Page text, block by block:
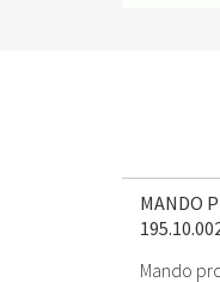
MANDO
Mando